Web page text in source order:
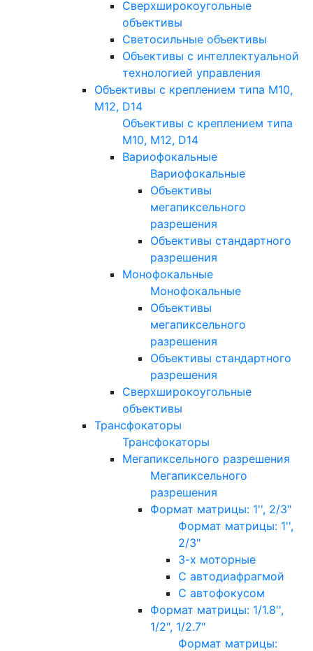
Сверхширокоугольные
объективы
Светосильные объективы
Объективы с интеллектуальной
технологией управления
Объективы с креплением типа M10,
M12, D14
Объективы с креплением типа
M10, M12, D14
Вариофокальные
Вариофокальные
Объективы
мегапиксельного
разрешения
Объективы стандартного
разрешения
Монофокальные
Монофокальные
Объективы
мегапиксельного
разрешения
Объективы стандартного
разрешения
Сверхширокоугольные
объективы
Трансфокаторы
Трансфокаторы
Мегапиксельного разрешения
Мегапиксельного
разрешения
Формат матрицы: 1'', 2/3"
Формат матрицы: 1'',
2/3"
3-х моторные
С автодиафрагмой
С автофокусом
Формат матрицы: 1/1.8'',
1/2", 1/2.7"
Формат матрицы: